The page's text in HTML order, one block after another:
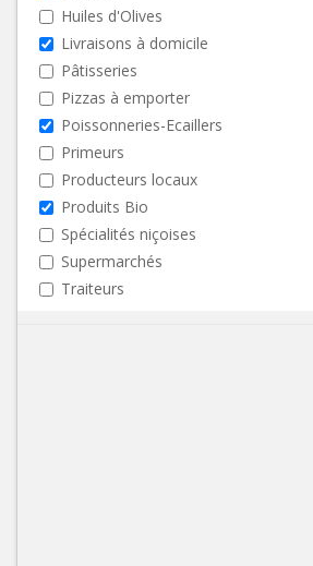
Huiles d'Olives
Livraisons à domicile
Pâtisseries
Pizzas à emporter
Poissonneries-Ecaillers
Primeurs
Producteurs locaux
Produits Bio
Spécialités niçoises
Supermarchés
Traiteurs